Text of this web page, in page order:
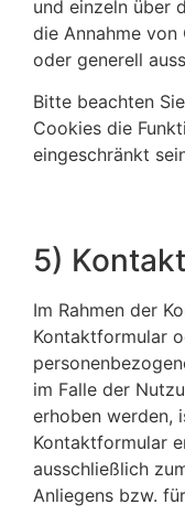
und einzeln über
die Annahme
oder generell
Bitte beachten
Cookies die
eingeschränkt
5)
Im Rahmen der
Kontaktformular
im Falle der
erhoben werden,
Kontaktformular
ausschließlich
Anliegens bzw.